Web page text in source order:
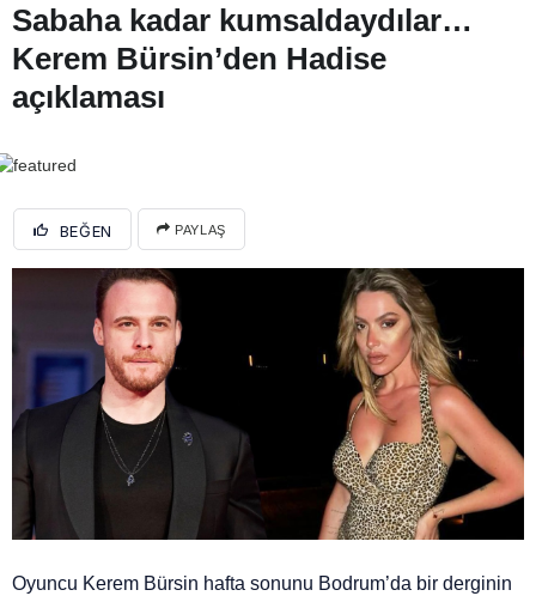
Sabaha kadar kumsaldaydılar…
Kerem Bürsin’den Hadise
açıklaması
BEĞEN PAYLAŞ
Oyuncu Kerem Bürsin hafta sonunu Bodrum’da bir derginin